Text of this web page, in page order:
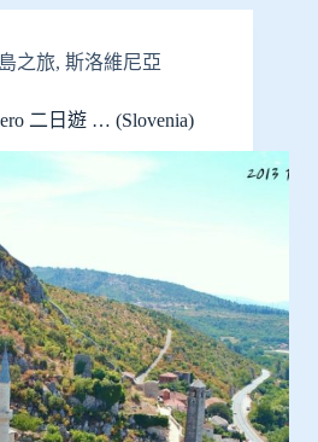
之旅, 斯洛維尼亞
二日遊 … (Slovenia)